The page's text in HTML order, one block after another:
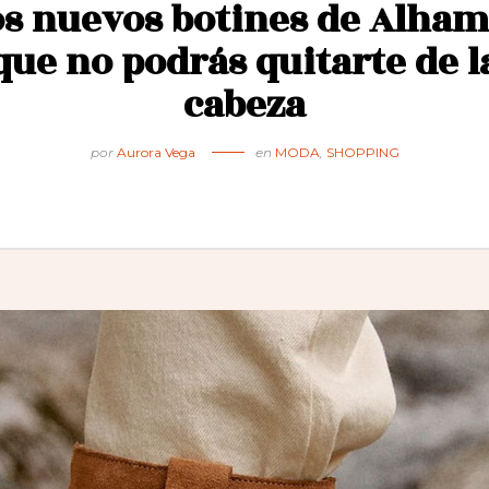
nuevos botines de
no podrás quitarte de
cabeza
por Aurora Vega en MODA, SHOPPING